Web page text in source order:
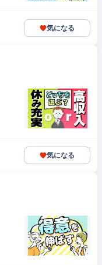
気になる
気になる